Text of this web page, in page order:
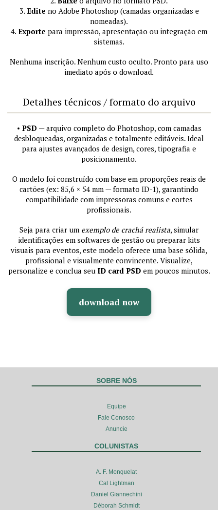
3. Edite no Adobe Photoshop (camadas organizadas e
nomeadas).
4. Exporte para impressão, apresentação ou integração em
sistemas.
Nenhuma inscrição. Nenhum custo oculto. Pronto para uso
imediato após o download.
Detalhes técnicos / formato do arquivo
• PSD — arquivo completo do Photoshop, com camadas
desbloqueadas, organizadas e totalmente editáveis. Ideal
para ajustes avançados de design, cores, tipografia e
posicionamento.
O modelo foi construído com base em proporções reais de
cartões (ex: 85,6 × 54 mm — formato ID-1), garantindo
compatibilidade com impressoras comuns e cortes
profissionais.
Seja para criar um exemplo de crachá realista, simular
identificações em softwares de gestão ou preparar kits
visuais para eventos, este modelo oferece uma base sólida,
profissional e visualmente convincente. Visualize,
personalize e conclua seu ID card PSD em poucos minutos.
download now
SOBRE NÓS
Equipe
Fale Conosco
Anuncie
COLUNISTAS
A. F. Monquelat
Cal Lightman
Daniel Giannechini
Déborah Schmidt